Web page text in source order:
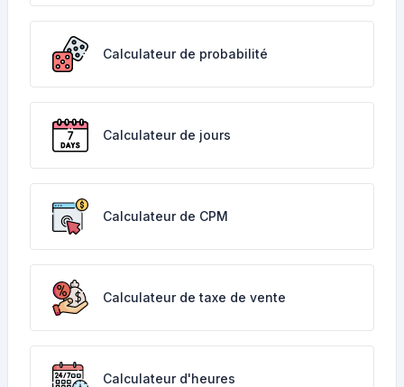
Calculateur de probabilité
Calculateur de jours
Calculateur de CPM
Calculateur de taxe de vente
Calculateur d'heures